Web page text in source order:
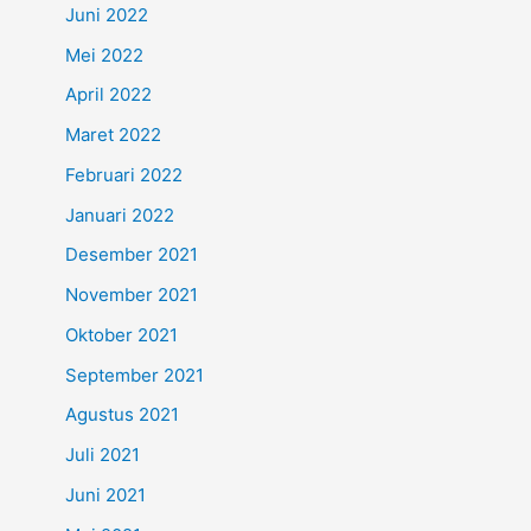
Juni 2022
Mei 2022
April 2022
Maret 2022
Februari 2022
Januari 2022
Desember 2021
November 2021
Oktober 2021
September 2021
Agustus 2021
Juli 2021
Juni 2021